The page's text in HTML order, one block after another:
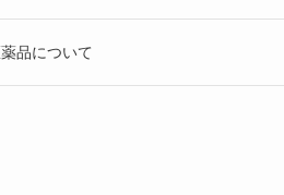
品について